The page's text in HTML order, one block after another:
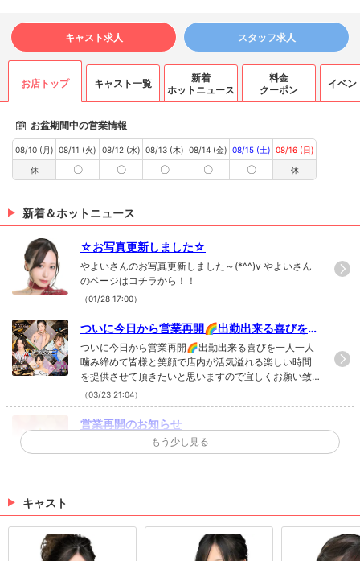
キャスト求人 スタッフ求人
お店トップ キャスト一覧
新着
ホットニュース
料金
クーポン
イベン
お盆期間中の営業情報
08/10 (月)
休
08/11 (火)
〇
08/12 (水)
〇
08/13 (木)
〇
08/14 (金)
〇
08/15 (土)
〇
08/16 (日)
休
新着＆ホットニュース
☆お写真更新しました☆
やよいさんのお写真更新しました～(*^^)v やよいさん
のページはコチラから！！
（01/28 17:00）
ついに今日から営業再開🌈出勤出来る喜びを一
人一人噛み締めて皆様と笑顔で店内が活気...
ついに今日から営業再開🌈出勤出来る喜びを一人一人
噛み締めて皆様と笑顔で店内が活気溢れる楽しい時間
を提供させて頂きたいと思いますので宜しくお願い致
します❤️‍🔥我らの父親こと社長の戸田将平の後祝いも受
付中です🤩#千歳#飲み屋#ガールズバー#ガルバ#キャ
バ嬢#きゃばきゃば#ドレス#スポーツ#すすきの#札幌
#苫小牧#恵庭#スターコレクションズ#スタコレ#シャ
ンパン#コカボムタワー#クライナーファイグリング#
（03/23 21:04）
営業再開のお知らせ
3月8日よりスターコレクション再会となります！ 20:0
0 ラストオーダー21:00 CLOSE ご紹介・ご予約ある方
★お写真更新しました★
めいさん、やよいさん、ますみさん、いぶきさんのお
写真更新したさ～(*´ω｀*) めいさんのページはコチラ
もう少し見る
キャスト